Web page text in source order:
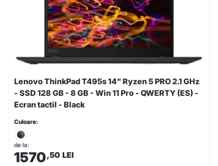
Lenovo ThinkPad T495s 14" Ryzen 5 PRO 2.1 GHz
- SSD 128 GB - 8 GB - Win 11 Pro - QWERTY (ES) -
Ecran tactil - Black
Culoare:
de la:
1570,50 LEI